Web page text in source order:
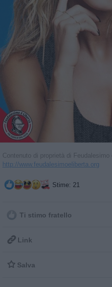
Contenuto di proprietà di
http://www.feudalesimoeliberta.org
Stime: 21
Ti stimo fratello
 Link
 Salva